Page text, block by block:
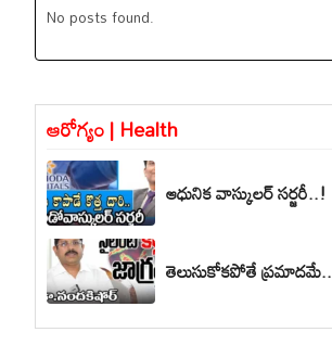
No posts found.
ఆరోగ్యం | Health
ఆధునిక వాస్కులర్ సర్జరీ..!
తెలుసుకోకపోతే ప్రమాదమే..